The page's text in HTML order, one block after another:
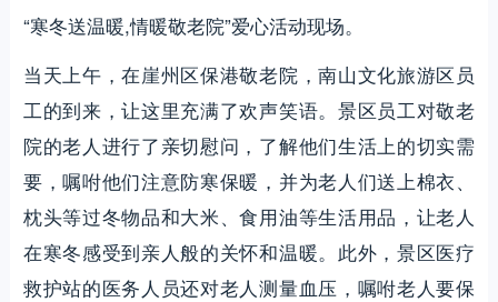
“寒冬送温暖,情暖敬老院”爱心活动现场。
当天上午，在崖州区保港敬老院，南山文化旅游区员
工的到来，让这里充满了欢声笑语。景区员工对敬老
院的老人进行了亲切慰问，了解他们生活上的切实需
要，嘱咐他们注意防寒保暖，并为老人们送上棉衣、
枕头等过冬物品和大米、食用油等生活用品，让老人
在寒冬感受到亲人般的关怀和温暖。此外，景区医疗
救护站的医务人员还对老人测量血压，嘱咐老人要保